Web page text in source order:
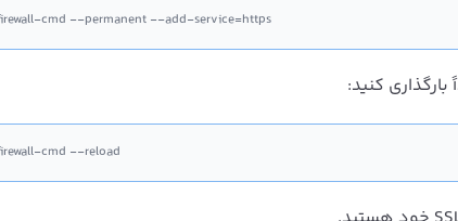
cmd --permanent --add-service=https
کنید:
cmd --reload